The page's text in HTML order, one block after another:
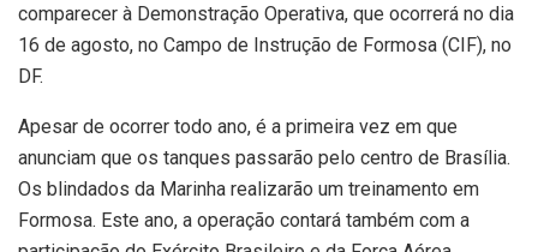
comparecer à Demonstração Operativa, que ocorrerá no dia
16 de agosto, no Campo de Instrução de Formosa (CIF), no
DF.
Apesar de ocorrer todo ano, é a primeira vez em que
anunciam que os tanques passarão pelo centro de Brasília.
Os blindados da Marinha realizarão um treinamento em
Formosa. Este ano, a operação contará também com a